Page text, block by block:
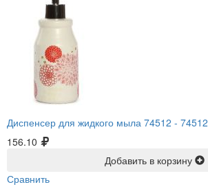
Диспенсер для жидкого мыла 74512 - 74512
156.10
Добавить в корзину
Сравнить